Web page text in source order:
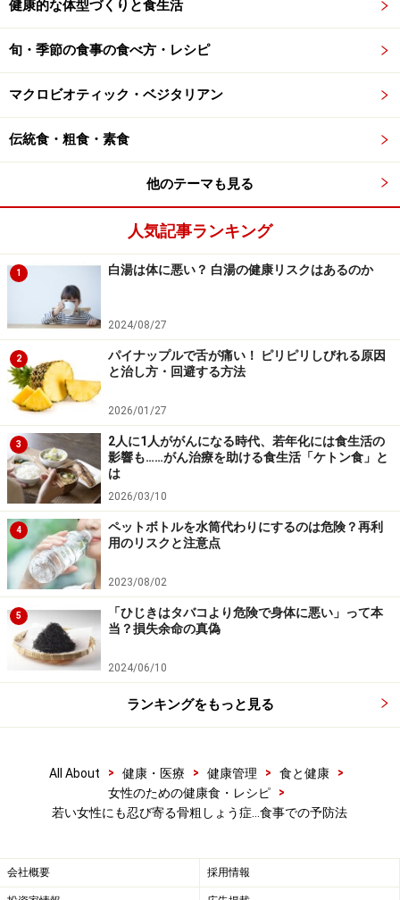
健康的な体型づくりと食生活
旬・季節の食事の食べ方・レシピ
マクロビオティック・ベジタリアン
伝統食・粗食・素食
他のテーマも見る
人気記事ランキング
1 白湯は体に悪い？ 白湯の健康リスクはあるのか
2024/08/27
2
パイナップルで舌が痛い！ ピリピリしびれる原因
と治し方・回避する方法
2026/01/27
3
2人に1人ががんになる時代、若年化には食生活の
影響も……がん治療を助ける食生活「ケトン食」と
は
2026/03/10
4
ペットボトルを水筒代わりにするのは危険？再利
用のリスクと注意点
2023/08/02
5
「ひじきはタバコより危険で身体に悪い」って本
当？損失余命の真偽
2024/06/10
ランキングをもっと見る
All About > 健康・医療 > 健康管理 > 食と健康
>
女性のための健康食・レシピ
>
若い女性にも忍び寄る骨粗しょう症…食事での予防法
会社概要 採用情報